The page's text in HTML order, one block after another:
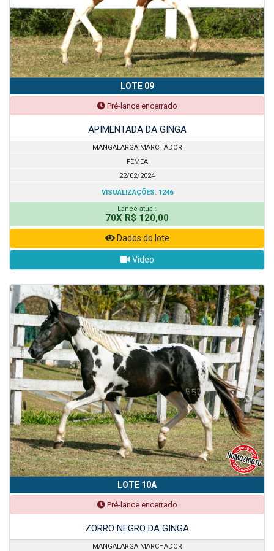
LOTE 09
Pré-lance encerrado
APIMENTADA DA GINGA
MANGALARGA MARCHADOR
FÊMEA
22/02/2024
VISUALIZAÇÕES: 1246
Lance atual:
70X R$ 120,00
Dados do lote
Vídeo
LOTE 10A
Pré-lance encerrado
ZORRO NEGRO DA GINGA
MANGALARGA MARCHADOR